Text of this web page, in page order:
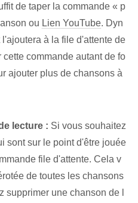
de taper la commande « p
ou Lien YouTube. Dyn
à la file d'attente de
commande​ autant de fo
ajouter plus de ⁣chansons à
lecture : Si vous souhaitez
sont sur le point d'être jouée
file d'attente. Cela v
de toutes les chansons
supprimer une chanson de l